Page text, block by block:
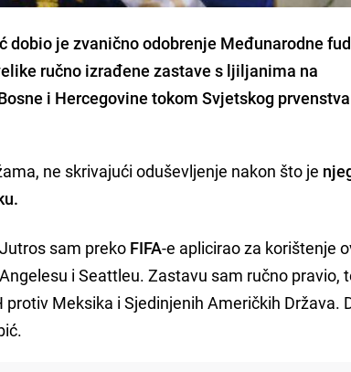
dobio je zvanično odobrenje Međunarodne
ručno izrađene zastave s ljiljanima na
i Hercegovine tokom Svjetskog
ne skrivajući oduševljenje nakon što je
sam preko FIFA-e aplicirao za korištenje
i Seattleu. Zastavu sam ručno pravio,
Meksika i Sjedinjenih Američkih Država.